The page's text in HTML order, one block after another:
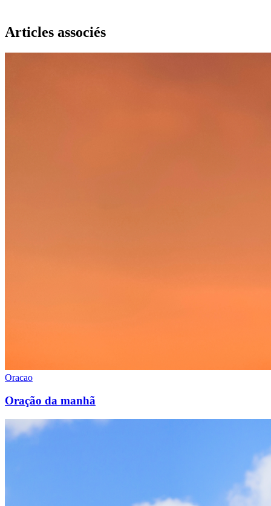
Articles associés
Oracao
Oração da manhã